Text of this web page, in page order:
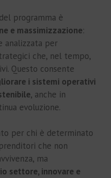
programma è
e massimizzazione:
analizzata per
che, nel tempo,
Questo consente
i sistemi operativi
, anche in
evoluzione.
per chi è determinato
che non
ma
settore, innovare e